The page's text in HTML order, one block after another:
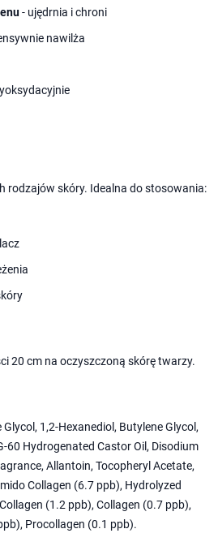
- ujędrnia i chroni
nawilża
rodzajów skóry. Idealna do stosowania:
20 cm na oczyszczoną skórę twarzy.
1,2-Hexanediol, Butylene Glycol,
60 Hydrogenated Castor Oil, Disodium
Allantoin, Tocopheryl Acetate,
Collagen (6.7 ppb), Hydrolyzed
(1.2 ppb), Collagen (0.7 ppb),
Procollagen (0.1 ppb).